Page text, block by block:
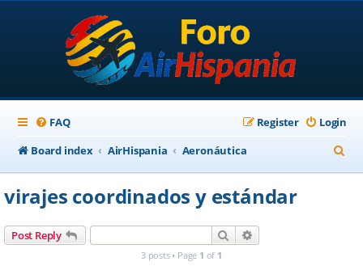
FAQ Login
Register
Board index
AirHispania Aeronáutica
e
virajes coordinados y estándar
Post Reply Search
3 posts • Page 1 of 1